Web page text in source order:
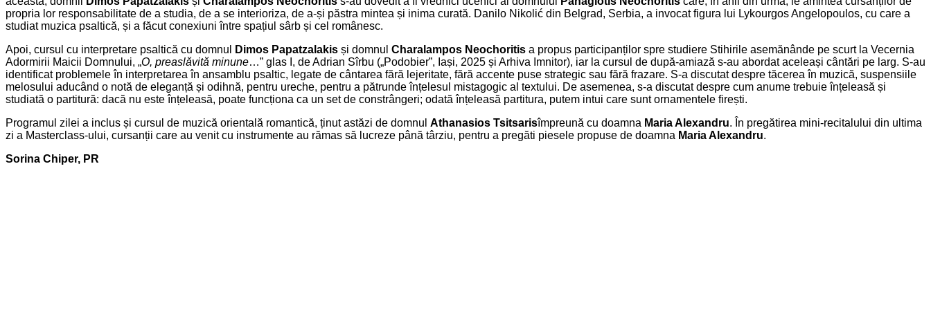
propria lor responsabilitate de a studia, de a se interioriza, de a-și păstra mintea și inima curată. Danilo Nikolić din Belgrad, Serbia, a invocat figura lui Lykourgos Angelopoulos, cu care a
studiat muzica psaltică, și a făcut conexiuni între spațiul sârb și cel românesc.
Apoi, cursul cu interpretare psaltică cu domnul
Dimos Papatzalakis și domnul Charalampos Neochoritis a propus participanților spre studiere Stihirile asemănânde pe scurt la Vecernia
Adormirii Maicii Domnului, „O, preaslăvită minune…” glas I, de Adrian Sîrbu („Podobier”, Iași, 2025 și Arhiva Imnitor), iar la cursul de după-amiază s-au abordat aceleași cântări pe larg. S-au
identificat problemele în interpretarea în ansamblu psaltic, legate de cântarea fără lejeritate, fără accente puse strategic sau fără frazare. S-a discutat despre tăcerea în muzică, suspensiile
melosului aducând o notă de eleganță și odihnă, pentru ureche, pentru a pătrunde înțelesul mistagogic al textului. De asemenea, s-a discutat despre cum anume trebuie înțeleasă și
studiată o partitură: dacă nu este înțeleasă, poate funcționa ca un set de constrângeri; odată înțeleasă partitura, putem intui care sunt ornamentele firești.
Programul zilei a inclus și cursul de muzică orientală romantică, ținut astăzi de domnul Athanasios Tsitsarisîmpreună cu doamna Maria Alexandru. În pregătirea mini-recitalului din ultima
zi a Masterclass-ului, cursanții care au venit cu instrumente au rămas să lucreze până târziu, pentru a pregăti piesele propuse de doamna Maria Alexandru.
Sorina Chiper, PR